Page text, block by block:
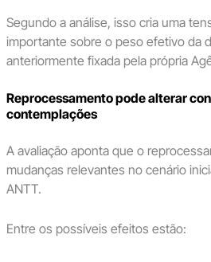
Segundo a análise, isso cria uma
importante sobre o peso efetivo da
anteriormente fixada pela própria
Reprocessamento pode alterar
contemplações
A avaliação aponta que o
mudanças relevantes no cenário
ANTT.
Entre os possíveis efeitos estão: